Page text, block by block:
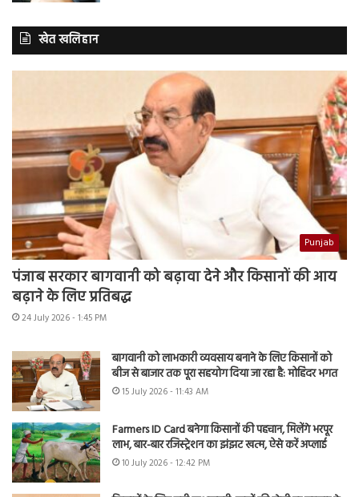
खेत खलिहान
Punjab
पंजाब सरकार बागवानी को बढ़ावा देने और किसानों की आय
बढ़ाने के लिए प्रतिबद्ध
24 July 2026 - 1:45 PM
बागवानी को लाभकारी व्यवसाय बनाने के लिए किसानों को
बीज से बाजार तक पूरा सहयोग दिया जा रहा है: मोहिंदर भगत
15 July 2026 - 11:43 AM
Farmers ID Card बनेगा किसानों की पहचान, मिलेंगे भरपूर
लाभ, बार-बार रजिस्ट्रेशन का झंझट खत्म, ऐसे करें अप्लाई
10 July 2026 - 12:42 PM